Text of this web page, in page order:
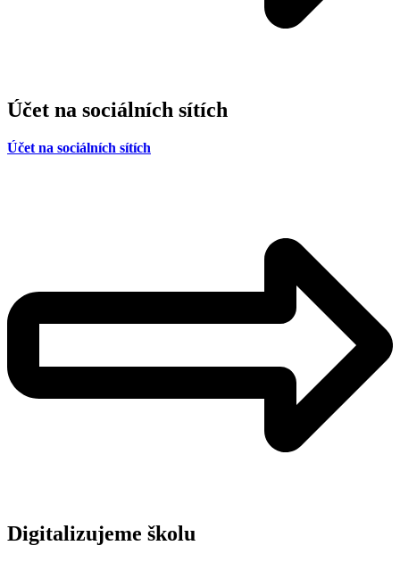
Účet na sociálních sítích
Účet na sociálních sítích
Digitalizujeme školu